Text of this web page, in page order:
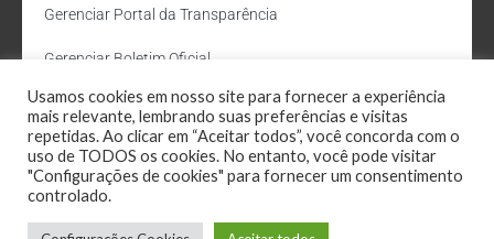
Gerenciar Portal da Transparência
Gerenciar Boletim Oficial
Departamento de Água e Esgoto
Administração Site
Webmail
Usamos cookies em nosso site para fornecer a experiência
mais relevante, lembrando suas preferências e visitas
repetidas. Ao clicar em “Aceitar todos”, você concorda com o
uso de TODOS os cookies. No entanto, você pode visitar
"Configurações de cookies" para fornecer um consentimento
controlado.